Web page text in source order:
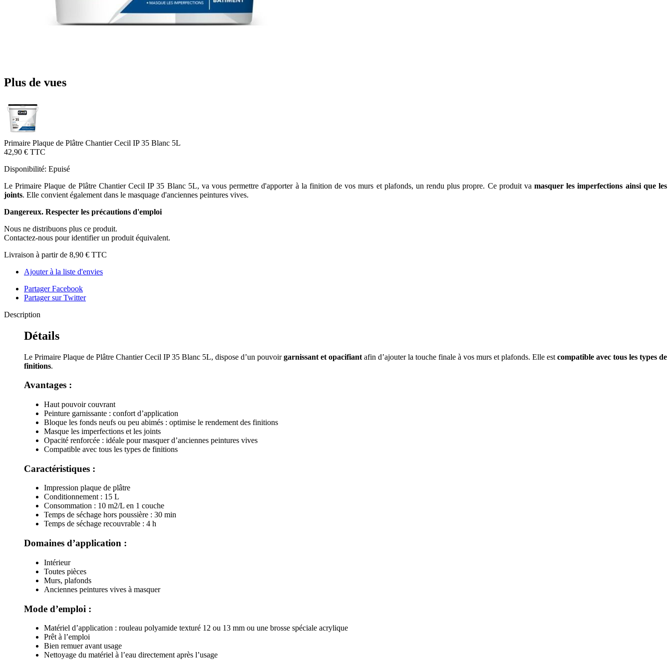
Plus de vues
Primaire Plaque de Plâtre Chantier Cecil IP 35 Blanc 5L
42,90 € TTC
Disponibilité: Epuisé
Le Primaire Plaque de Plâtre Chantier Cecil IP 35 Blanc 5L, va vous permettre d'apporter à la finition de vos murs et plafonds, un rendu plus propre. Ce produit vamasquer les imperfections ainsi que les
joints. Elle convient également dans le masquage d'anciennes peintures vives.
Dangereux. Respecter les précautions d'emploi
Nous ne distribuons plus ce produit.
Contactez-nous pour identifier un produit équivalent.
Livraison à partir de 8,90 € TTC
Ajouter à la liste d'envies
Partager Facebook
Partager sur Twitter
Description
Détails
Le Primaire Plaque de Plâtre Chantier Cecil IP 35 Blanc 5L, dispose d’un pouvoirgarnissant et opacifiant afin d’ajouter la touche finale à vos murs et plafonds. Elle est compatible avec tous les types de
finitions.
Avantages :
Haut pouvoir couvrant
Peinture garnissante : confort d’application
Bloque les fonds neufs ou peu abimés : optimise le rendement des finitions
Masque les imperfections et les joints
Opacité renforcée : idéale pour masquer d’anciennes peintures vives
Compatible avec tous les types de finitions
Caractéristiques :
Impression plaque de plâtre
Conditionnement : 15 L
Consommation : 10 m2/L en 1 couche
Temps de séchage hors poussière : 30 min
Temps de séchage recouvrable : 4 h
Domaines d’application :
Intérieur
Toutes pièces
Murs, plafonds
Anciennes peintures vives à masquer
Mode d’emploi :
Matériel d’application : rouleau polyamide texturé 12 ou 13 mm ou une brosse spéciale acrylique
Prêt à l’emploi
Bien remuer avant usage
Nettoyage du matériel à l’eau directement après l’usage